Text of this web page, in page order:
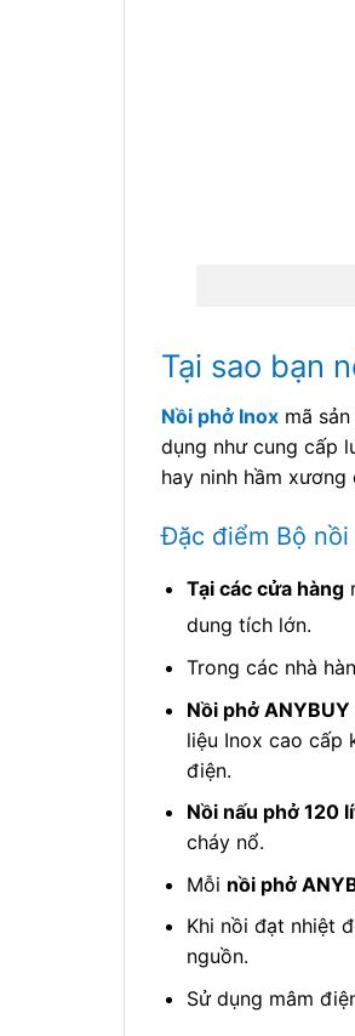
Tại sao bạn
Nồi phở Inox mã
dụng như cung cấp
hay ninh hầm
Đặc điểm Bộ
Tại các cửa hàng
dung tích lớn.
Trong các nhà
Nồi phở ANYBUY
liệu Inox cao cấp
điện.
Nồi nấu phở 120
cháy nổ.
Mỗi nồi phở
Khi nồi đạt nhiệt
nguồn.
Sử dụng mâm